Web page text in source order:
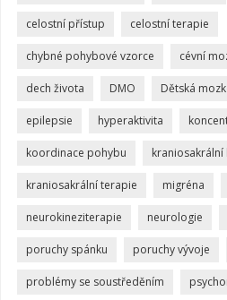
celostní přístup celostní terapie
chybné pohybové vzorce cévní
dech života DMO Dětská
epilepsie hyperaktivita
koordinace pohybu
kraniosakrální terapie migréna
neurokineziterapie neurologie
poruchy spánku poruchy vývoje
problémy se soustředěním